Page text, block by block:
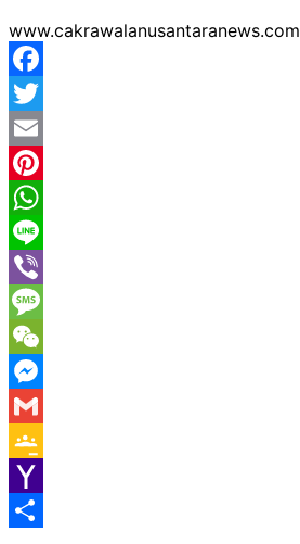
www.cakrawalanusantaranews.com
Facebook
Twitter
Email
Pinterest
WhatsApp
Line
Viber
Message
WeChat
Messenger
Gmail
Google
Classroom
Yahoo